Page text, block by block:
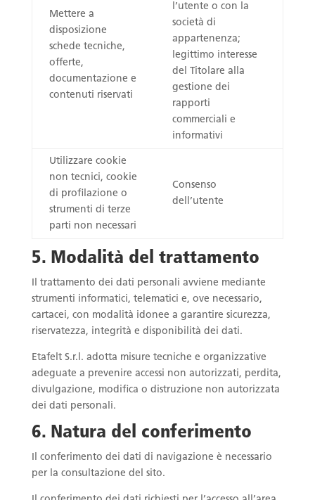
Mettere a
disposizione
schede tecniche,
offerte,
documentazione e
contenuti riservati
l’utente o con la
società di
appartenenza;
legittimo interesse
del Titolare alla
gestione dei
rapporti
commerciali e
informativi
Utilizzare cookie
non tecnici, cookie
di profilazione o
strumenti di terze
parti non necessari
Consenso
dell’utente
5. Modalità del trattamento
Il trattamento dei dati personali avviene mediante
strumenti informatici, telematici e, ove necessario,
cartacei, con modalità idonee a garantire sicurezza,
riservatezza, integrità e disponibilità dei dati.
Etafelt S.r.l. adotta misure tecniche e organizzative
adeguate a prevenire accessi non autorizzati, perdita,
divulgazione, modifica o distruzione non autorizzata
dei dati personali.
6. Natura del conferimento
Il conferimento dei dati di navigazione è necessario
per la consultazione del sito.